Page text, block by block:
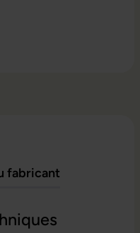
fabricant